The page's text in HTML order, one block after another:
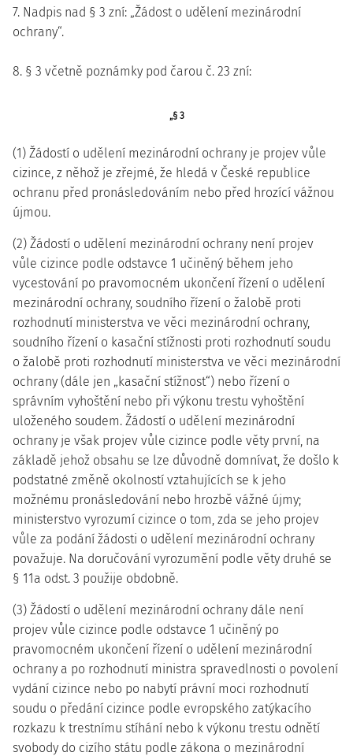
7. Nadpis nad § 3 zní: „Žádost o udělení mezinárodní
ochrany“.
8. § 3 včetně poznámky pod čarou č. 23 zní:
„§ 3
(1) Žádostí o udělení mezinárodní ochrany je projev vůle
cizince, z něhož je zřejmé, že hledá v České republice
ochranu před pronásledováním nebo před hrozící vážnou
újmou.
(2) Žádostí o udělení mezinárodní ochrany není projev
vůle cizince podle odstavce 1 učiněný během jeho
vycestování po pravomocném ukončení řízení o udělení
mezinárodní ochrany, soudního řízení o žalobě proti
rozhodnutí ministerstva ve věci mezinárodní ochrany,
soudního řízení o kasační stížnosti proti rozhodnutí soudu
o žalobě proti rozhodnutí ministerstva ve věci mezinárodní
ochrany (dále jen „kasační stížnost“) nebo řízení o
správním vyhoštění nebo při výkonu trestu vyhoštění
uloženého soudem. Žádostí o udělení mezinárodní
ochrany je však projev vůle cizince podle věty první, na
základě jehož obsahu se lze důvodně domnívat, že došlo k
podstatné změně okolností vztahujících se k jeho
možnému pronásledování nebo hrozbě vážné újmy;
ministerstvo vyrozumí cizince o tom, zda se jeho projev
vůle za podání žádosti o udělení mezinárodní ochrany
považuje. Na doručování vyrozumění podle věty druhé se
§ 11a odst. 3 použije obdobně.
(3) Žádostí o udělení mezinárodní ochrany dále není
projev vůle cizince podle odstavce 1 učiněný po
pravomocném ukončení řízení o udělení mezinárodní
ochrany a po rozhodnutí ministra spravedlnosti o povolení
vydání cizince nebo po nabytí právní moci rozhodnutí
soudu o předání cizince podle evropského zatýkacího
rozkazu k trestnímu stíhání nebo k výkonu trestu odnětí
svobody do cizího státu podle zákona o mezinárodní